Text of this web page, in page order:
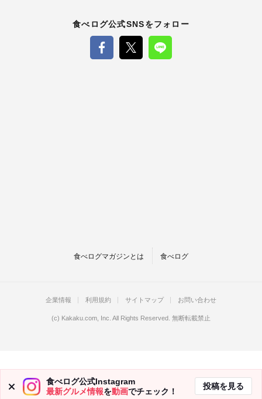
食べログ公式SNSをフォロー
食べログマガジンとは 食べログ
食べログ公式Instagram
最新グルメ情報を動画でチェック！
投稿を見る
企業情報 利用規約 サイトマップ お問い合わせ
(c) Kakaku.com, Inc. All Rights Reserved. 無断転載禁止